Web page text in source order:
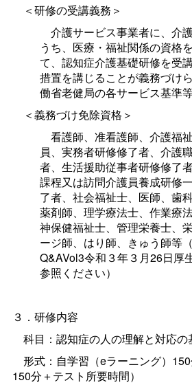
＜研修の受講義務＞
介護サービス事業者に、介
うち、医療・福祉関係の資格
て、認知症介護基礎研修を受
措置を講じることが義務づけ
働省老健局の各サービス基準等
＜義務づけ免除資格＞
看護師、准看護師、介護福
員、実務者研修修了者、介護
者、生活援助従事者研修修了
課程又は訪問介護員養成研修
了者、社会福祉士、医師、歯
薬剤師、理学療法士、作業療
神保健福祉士、管理栄養士、
ージ師、はり師、きゅう師等
Q&AVol3令和３年３月26日厚
参照ください）
３．研修内容
科目：認知症の人の理解と対応の
形式：自学習（eラーニング）
150分＋テスト所要時間）